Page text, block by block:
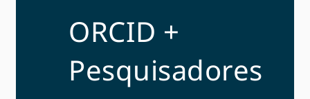
ORCID +
Pesquisadores